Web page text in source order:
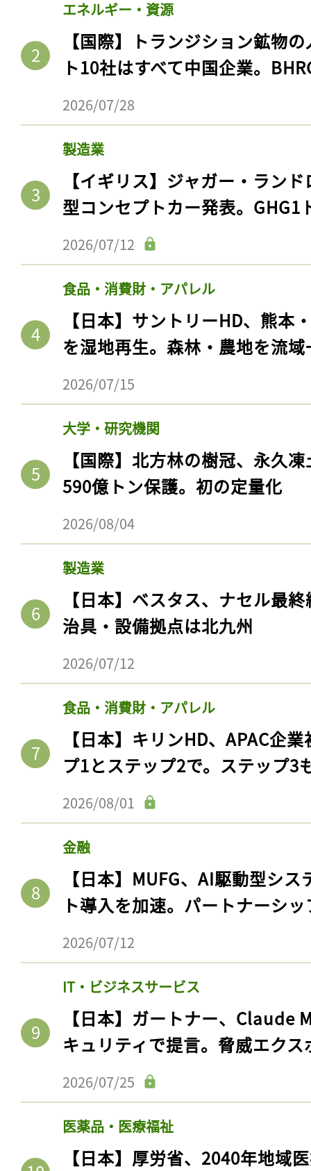
エネルギー・資源
【国際】トランジション鉱物
ト10社はすべて中国企業。
2026/07/28
製造業
【イギリス】ジャガー・ラン
型コンセプトカー発表。GHG1
2026/07/12
食品・消費財・アパレル
【日本】サントリーHD、熊本
を湿地再生。森林・農地を流
2026/07/15
大学・研究機関
【国際】北方林の樹冠、永久
590億トン保護。初の定量化
2026/08/04
製造業
【日本】ベスタス、ナセル最
治具・設備拠点は北九州
2026/07/12
食品・消費財・アパレル
【日本】キリンHD、APAC企
プ1とステップ2で。ステップ3
2026/08/01
金融
【日本】MUFG、AI駆動型シ
ト導入を加速。パートナーシ
2026/07/12
IT・ビジネスサービス
【日本】ガートナー、Claude
キュリティで提言。脅威エク
2026/07/25
医薬品・医療福祉
【日本】厚労省、2040年地域
ログインが必
会員登録